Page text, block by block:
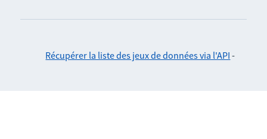
Récupérer la liste des jeux de données via l'API -